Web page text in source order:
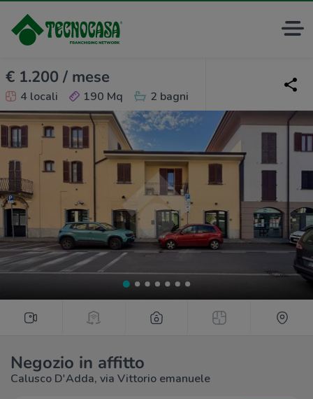
€ 1.200 / mese
4 locali 190 Mq 2 bagni
Negozio in affitto
Calusco D'Adda, via Vittorio emanuele